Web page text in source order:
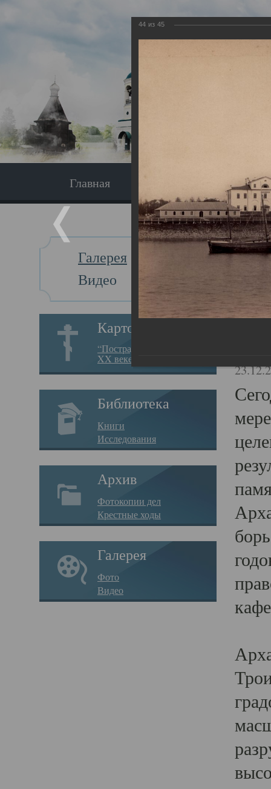
Главная
Галерея
Видео
Картотека
“Пострадавшие за веру в
XX веке на Севере”
Библиотека
Книги
Исследования
Архив
Фотокопии дел
Крестные ходы
Галерея
Фото
Видео
Главная
44 из 45